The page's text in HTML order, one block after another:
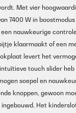
Met vier
7400 W in
nauwkeurige
klaarmaakt of een
levert het
touch slider
soepel en
knoppen, gewoon
Het